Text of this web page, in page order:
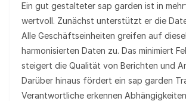
Ein gut gestalteter sap garden ist in
wertvoll. Zunächst unterstützt er die
Alle Geschäftseinheiten greifen auf
harmonisierten Daten zu. Das minimiert
steigert die Qualität von Berichten und
Darüber hinaus fördert ein sap garden
Verantwortliche erkennen